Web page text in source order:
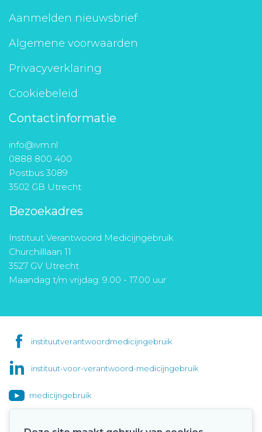
Aanmelden nieuwsbrief
Algemene voorwaarden
Privacyverklaring
Cookiebeleid
Contactinformatie
info@ivm.nl
0888 800 400
Postbus 3089
3502 GB Utrecht
Bezoekadres
Instituut Verantwoord Medicijngebruik
Churchilllaan 11
3527 GV Utrecht
Maandag t/m vrijdag: 9.00 - 17.00 uur
instituutverantwoordmedicijngebruik
instituut-voor-verantwoord-medicijngebruik
medicijngebruik